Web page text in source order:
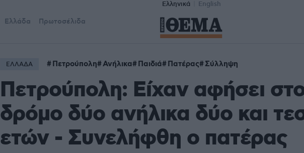
Ελληνικά English
Ελλάδα Πρωτοσέλιδα
ΕΛΛΑΔΑ Πετρούπολη Ανήλικα Παιδιά Πατέρας Σύλληψη
Πετρούπολη: Είχαν αφήσει
δρόμο δύο ανήλικα δύο και
ετών - Συνελήφθη ο πατέρας